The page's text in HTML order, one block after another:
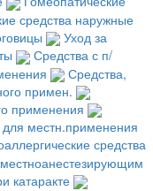
средства наружные
Уход за
Средства с п/
Средства,
примен.
применения
местн.применения
средства
катаракте